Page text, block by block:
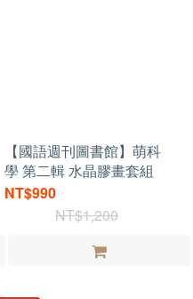
【國語週刊圖書館】萌科
學 第二輯 水晶膠畫套組
NT$990
NT$1,200